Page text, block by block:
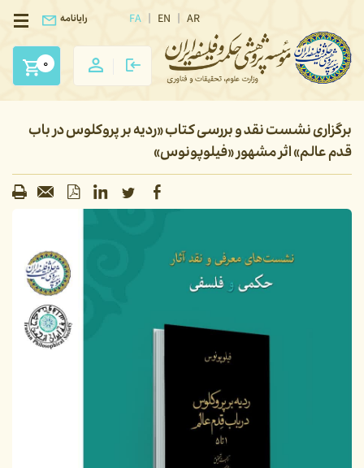
FA EN AR رایانامه
0
برگزاری نشست نقد و بررسی کتاب‌ «ردیه بر پروکلوس در باب
قدم عالم» اثر مشهور «فیلوپونوس»